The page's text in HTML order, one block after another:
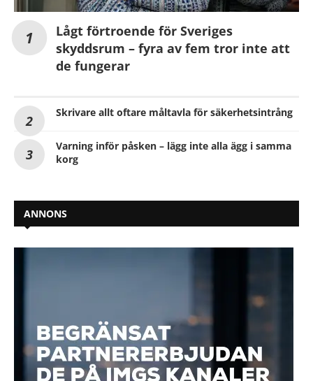
Lågt förtroende för Sveriges
skyddsrum – fyra av fem tror inte att
de fungerar
Skrivare allt oftare måltavla för säkerhetsintrång
Varning inför påsken – lägg inte alla ägg i samma
korg
ANNONS